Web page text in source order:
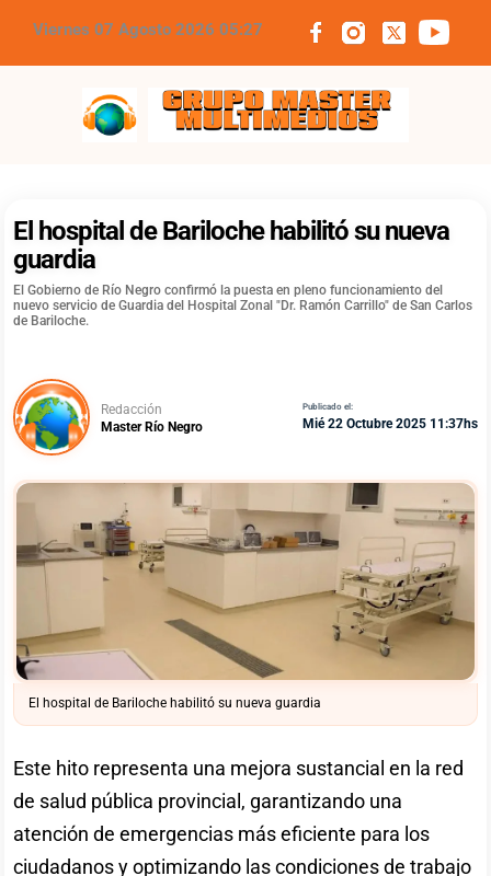
Viernes 07 Agosto 2026 05:27
Grupo Master Multimedios
El hospital de Bariloche habilitó su nueva
guardia
El Gobierno de Río Negro confirmó la puesta en pleno funcionamiento del
nuevo servicio de Guardia del Hospital Zonal "Dr. Ramón Carrillo" de San Carlos
de Bariloche.
Redacción
Master Río Negro
Publicado el:
Mié 22 Octubre 2025 11:37hs
El hospital de Bariloche habilitó su nueva guardia
Este hito representa una mejora sustancial en la red
de salud pública provincial, garantizando una
atención de emergencias más eficiente para los
ciudadanos y optimizando las condiciones de trabajo